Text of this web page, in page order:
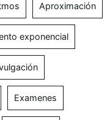
Aproximación
exponencial
Examenes